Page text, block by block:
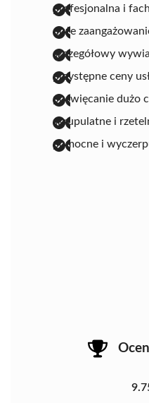
profesjonalna i
duże
szczegółowy
przystępne ceny
poświęcanie dużo
skrupulatne i
pomocne i